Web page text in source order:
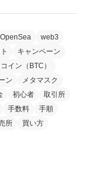
OpenSea
web3
キャンペーン
イン（BTC）
ン
メタマスク
初心者
取引所
手数料
手順
所
買い方